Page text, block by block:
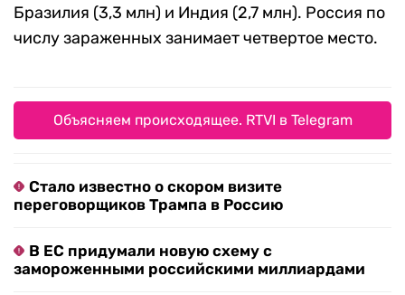
Бразилия (3,3 млн) и Индия (2,7 млн). Россия по
числу зараженных занимает четвертое место.
Объясняем происходящее. RTVI в Telegram
Стало известно о скором визите
переговорщиков Трампа в Россию
В ЕС придумали новую схему с
замороженными российскими миллиардами